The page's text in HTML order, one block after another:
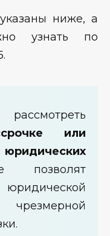
ниже, а
узнать по
или
юридических
позволят
юридической